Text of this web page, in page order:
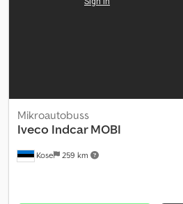
Kose 259 km
Mikroautobuss
Iveco Indcar MOBI